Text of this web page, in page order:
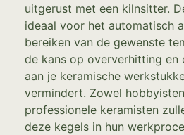
uitgerust met een kilnsitter.
ideaal voor het automatisch
bereiken van de gewenste
de kans op oververhitting en
aan je keramische
vermindert. Zowel
professionele keramisten
deze kegels in hun